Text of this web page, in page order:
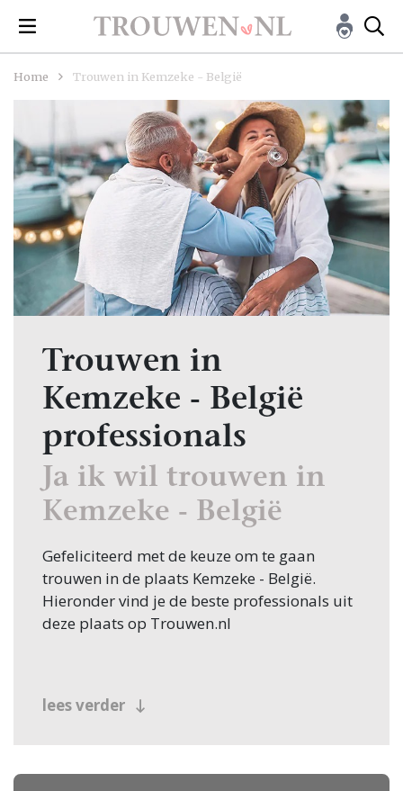
Home Trouwen in Kemzeke - België
Trouwen in
Kemzeke - België
professionals
Ja ik wil trouwen in
Kemzeke - België
Gefeliciteerd met de keuze om te gaan
trouwen in de plaats Kemzeke - België.
Hieronder vind je de beste professionals uit
deze plaats op Trouwen.nl
lees verder